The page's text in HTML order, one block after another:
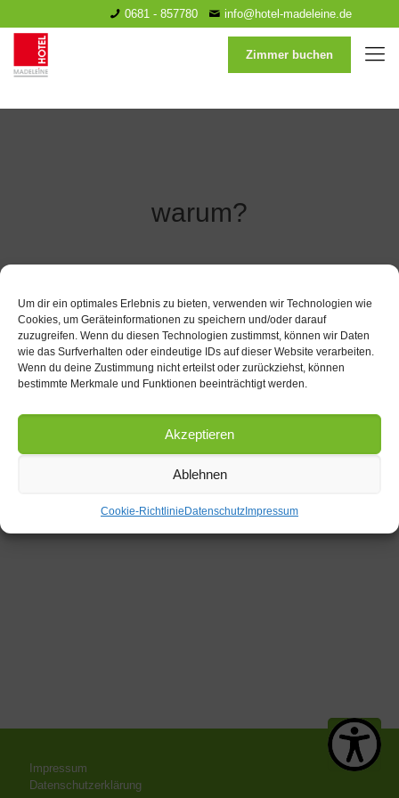
Um dir ein optimales Erlebnis zu bieten, verwenden wir Technologien wie
Cookies, um Geräteinformationen zu speichern und/oder darauf
zuzugreifen. Wenn du diesen Technologien zustimmst, können wir Daten
wie das Surfverhalten oder eindeutige IDs auf dieser Website verarbeiten.
Wenn du deine Zustimmung nicht erteilst oder zurückziehst, können
bestimmte Merkmale und Funktionen beeinträchtigt werden.
Akzeptieren
Ablehnen
Cookie-Richtlinie Datenschutz Impressum
0681 - 857780 info@hotel-madeleine.de
Zimmer buchen
warum?
Impressum
Datenschutzerklärung